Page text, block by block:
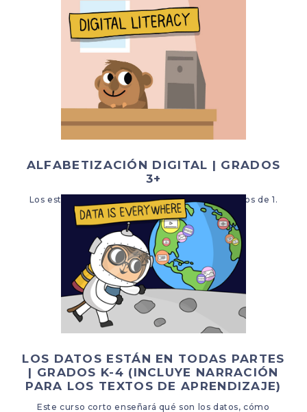
ALFABETIZACIÓN DIGITAL | GRADOS
3+
Los estudiantes aprenden los diferentes aspectos de 1.
Uso digital 2. Ciudadanía digital
LOS DATOS ESTÁN EN TODAS PARTES
| GRADOS K-4 (INCLUYE NARRACIÓN
PARA LOS TEXTOS DE APRENDIZAJE)
Este curso corto enseñará qué son los datos, cómo